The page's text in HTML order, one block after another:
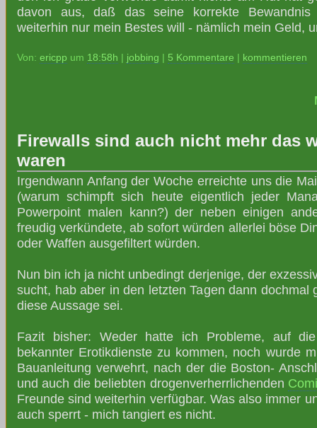
davon aus, daß das seine korrekte
weiterhin nur mein Bestes will - nämlich mein Geld,
Von: ericpp um 18:58h jobbing 5 Kommentare kommentieren
Firewalls sind auch nicht mehr das
waren
Irgendwann Anfang der Woche erreichte uns die
(warum schimpft sich heute eigentlich jeder
Powerpoint malen kann?) der neben einigen
freudig verkündete, ab sofort würden allerlei böse
oder Waffen ausgefiltert würden.
Nun bin ich ja nicht unbedingt derjenige, der
sucht, hab aber in den letzten Tagen dann dochmal
diese Aussage sei.
Fazit bisher: Weder hatte ich Probleme, auf
bekannter Erotikdienste zu kommen, noch wurde
Bauanleitung verwehrt, nach der die Boston-
und auch die beliebten drogenverherrlichenden
Freunde sind weiterhin verfügbar. Was also immer
auch sperrt - mich tangiert es nicht.